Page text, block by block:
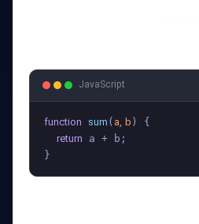
JavaScript
function sum ( a, b ) {
return a + b;